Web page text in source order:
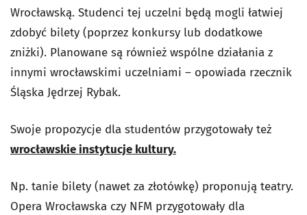
Wrocławską. Studenci tej uczelni będą mogli łatwiej
zdobyć bilety (poprzez konkursy lub dodatkowe
zniżki). Planowane są również wspólne działania z
innymi wrocławskimi uczelniami – opowiada rzecznik
Śląska Jędrzej Rybak.
Swoje propozycje dla studentów przygotowały też
wrocławskie instytucje kultury.
Np. tanie bilety (nawet za złotówkę) proponują teatry.
Opera Wrocławska czy NFM przygotowały dla